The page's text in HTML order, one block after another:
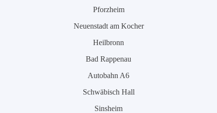
Pforzheim
Neuenstadt am Kocher
Heilbronn
Bad Rappenau
Autobahn A6
Schwäbisch Hall
Sinsheim